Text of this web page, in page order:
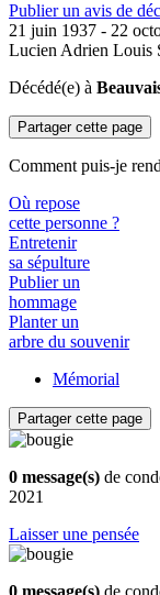
Publier un avis de
21 juin 1937 - 22
Lucien Adrien Louis
Décédé(e) à
Partager cette page
Comment puis-je
Où repose
cette personne ?
Entretenir
sa sépulture
Publier un
hommage
Planter un
arbre du souvenir
Mémorial
Partager cette page
0 message(s) de
2021
Laisser une pensée
0 message(s) de